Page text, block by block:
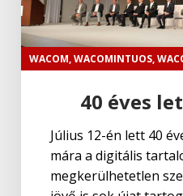
WACOM,WACOMINTUOS,
40 éves
Július 12-én lett 40
mára a digitális
megkerülhetetlen